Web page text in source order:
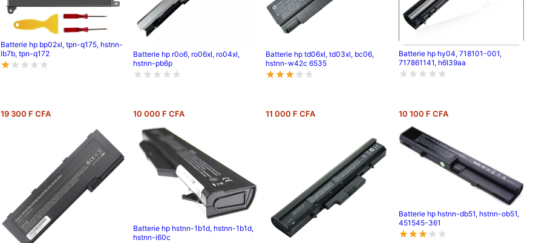
Batterie hp bp02xl, tpn-q175, hstnn-
lb7b, tpn-q172
19 300 F CFA
Batterie hp r0o6, ro06xl, ro04xl,
hstnn-pb6p
10 000 F CFA
Batterie hp td06xl, td03xl, bc06,
hstnn-w42c 6535
11 000 F CFA
Batterie hp hy04, 718101-001,
717861141, h6l39aa
10 100 F CFA
Batterie hp hstnn-1b1d, hstnn-1b1d,
hstnn-i60c
Batterie hp hstnn-db51, hstnn-ob51,
451545-361